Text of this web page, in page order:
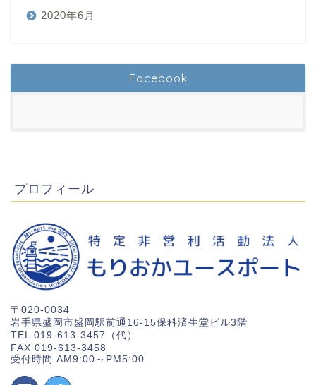
2020年6月
Facebook
プロフィール
〒020-0034
岩手県盛岡市盛岡駅前通16-15保科済生堂ビル3階
TEL 019-613-3457（代）
FAX 019-613-3458
受付時間 AM9:00～PM5:00